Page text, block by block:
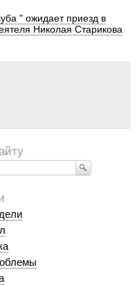
" ожидает приезд в
Николая Старикова